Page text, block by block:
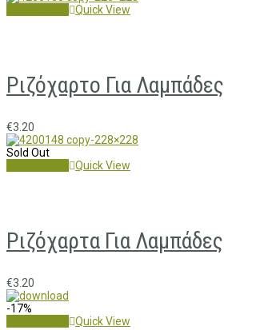
Quick View
Ριζόχαρτο Για Λαμπάδες
€3.20
Sold Out
Quick View
Ριζόχαρτα Για Λαμπάδες
€3.20
-17%
Quick View